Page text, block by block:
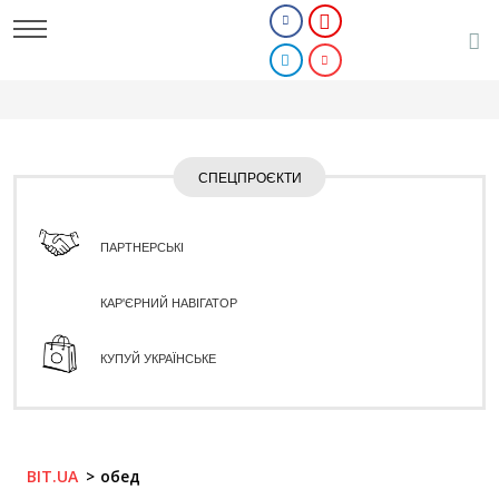
СПЕЦПРОЄКТИ
ПАРТНЕРСЬКІ
КАР'ЄРНИЙ НАВІГАТОР
КУПУЙ УКРАЇНСЬКЕ
BIT.UA обед